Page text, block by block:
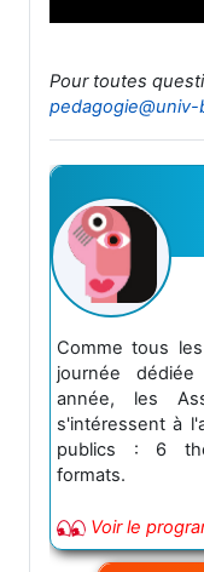
Pour toutes
Comme tous
journée
année, les
s'intéressent à
publics : 6
formats.
Voir le